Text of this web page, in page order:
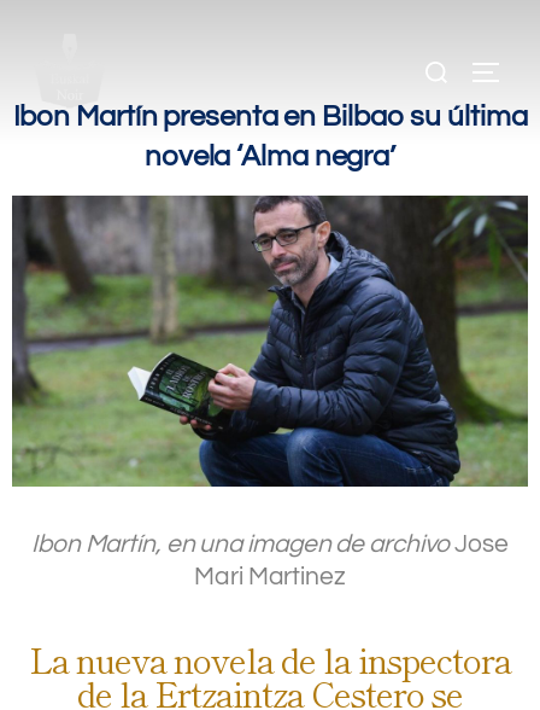
Ibon Martín presenta en Bilbao su última
novela ‘Alma negra’
Ibon Martín, en una imagen de archivoJose
Mari Martinez
La nueva novela de la inspectora
de la Ertzaintza Cestero se